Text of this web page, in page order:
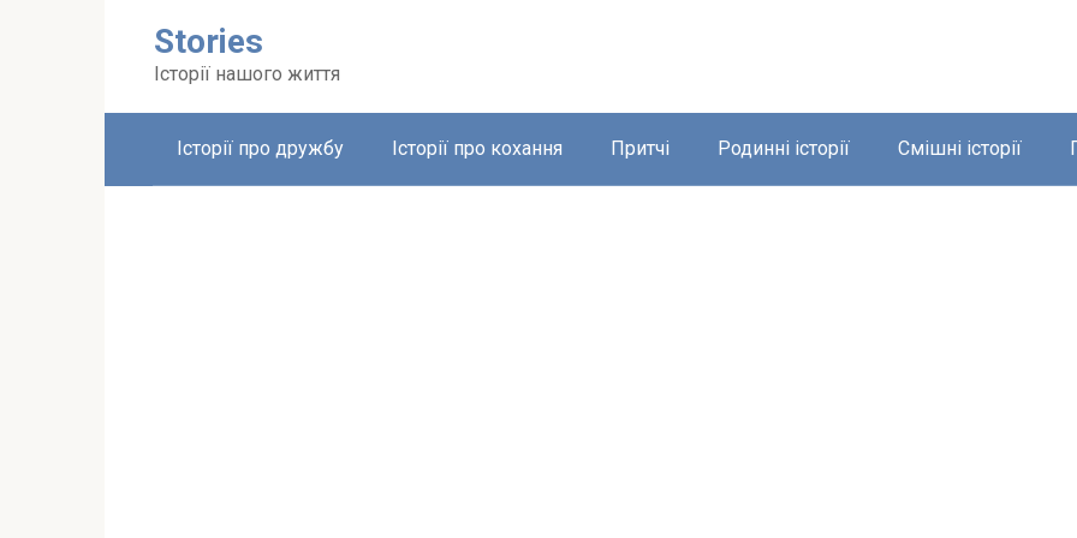
Stories
Історії нашого життя
Історії про дружбу Історії про кохання Притчі Родинні історії Смішні історії